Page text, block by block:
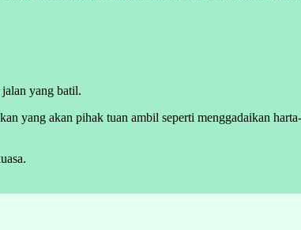
yang batil.
yang akan pihak tuan ambil seperti menggadaikan